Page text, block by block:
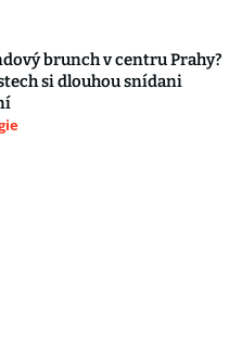
brunch v centru Prahy?
si dlouhou snídani